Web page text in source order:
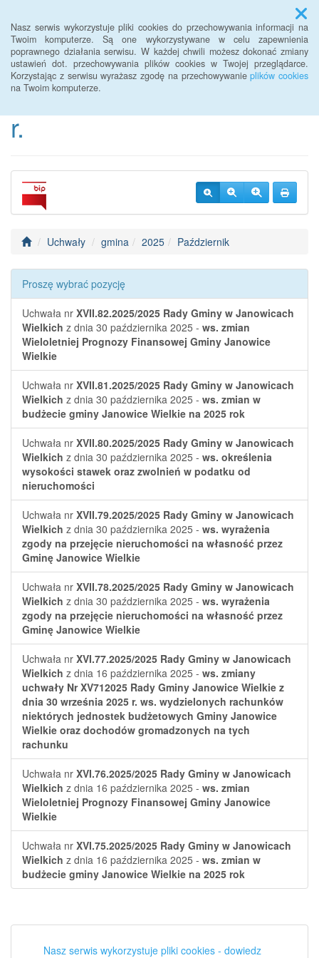
Nasz serwis wykorzystuje pliki cookies do przechowywania informacji na
Twoim komputerze. Są one wykorzystywane w celu zapewnienia
poprawnego działania serwisu. W każdej chwili możesz dokonać zmiany
ustawień dot. przechowywania plików cookies w Twojej przeglądarce.
Korzystając z serwisu wyrażasz zgodę na przechowywanieplików cookies
na Twoim komputerze.
Menu
BIP Urzędu Gminy
Janowice Wielkie od 2022
r.
Uchwały gmina 2025 Październik
Proszę wybrać pozycję
Uchwała nr XVII.82.2025/2025 Rady Gminy w Janowicach
Wielkich z dnia 30 października 2025 - ws. zmian
Wieloletniej Prognozy Finansowej Gminy Janowice
Wielkie
Uchwała nr XVII.81.2025/2025 Rady Gminy w Janowicach
Wielkich z dnia 30 października 2025 - ws. zmian w
budżecie gminy Janowice Wielkie na 2025 rok
Uchwała nr XVII.80.2025/2025 Rady Gminy w Janowicach
Wielkich z dnia 30 października 2025 - ws. określenia
wysokości stawek oraz zwolnień w podatku od
nieruchomości
Uchwała nr XVII.79.2025/2025 Rady Gminy w Janowicach
Wielkich z dnia 30 października 2025 - ws. wyrażenia
zgody na przejęcie nieruchomości na własność przez
Gminę Janowice Wielkie
Uchwała nr XVII.78.2025/2025 Rady Gminy w Janowicach
Wielkich z dnia 30 października 2025 - ws. wyrażenia
zgody na przejęcie nieruchomości na własność przez
Gminę Janowice Wielkie
Uchwała nr XVI.77.2025/2025 Rady Gminy w Janowicach
Wielkich z dnia 16 października 2025 - ws. zmiany
uchwały Nr XV712025 Rady Gminy Janowice Wielkie z
dnia 30 września 2025 r. ws. wydzielonych rachunków
niektórych jednostek budżetowych Gminy Janowice
Wielkie oraz dochodów gromadzonych na tych
rachunku
Uchwała nr XVI.76.2025/2025 Rady Gminy w Janowicach
Wielkich z dnia 16 października 2025 - ws. zmian
Wieloletniej Prognozy Finansowej Gminy Janowice
Wielkie
Uchwała nr XVI.75.2025/2025 Rady Gminy w Janowicach
Wielkich z dnia 16 października 2025 - ws. zmian w
budżecie gminy Janowice Wielkie na 2025 rok
Nasz serwis wykorzystuje pliki cookies - dowiedz